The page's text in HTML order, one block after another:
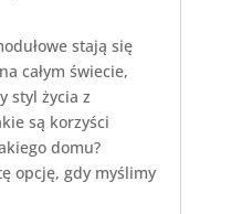
stają się
całym świecie,
styl życia z
są korzyści
domu?
opcję, gdy myślimy